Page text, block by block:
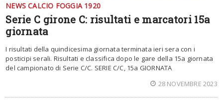
NEWS CALCIO FOGGIA 1920
Serie C girone C: risultati e marcatori 15a
giornata
I risultati della quindicesima giornata terminata ieri sera con i
posticipi serali. Risultati e classifica dopo le gare della 15a giornata
del campionato di Serie C/C. SERIE C/C, 15a GIORNATA
28 NOVEMBRE 2023